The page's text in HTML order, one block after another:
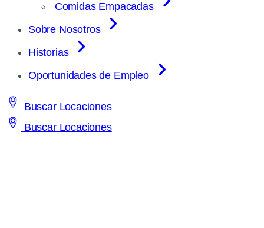
Comidas Empacadas
Sobre Nosotros
Historias
Oportunidades de Empleo
Buscar Locaciones
Buscar Locaciones